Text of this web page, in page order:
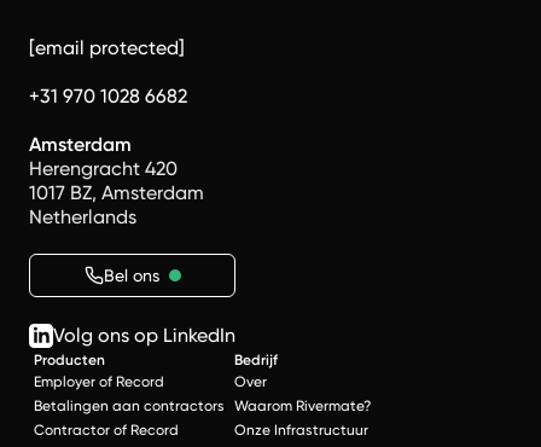
[email protected]
+31 970 1028 6682
Amsterdam
Herengracht 420
1017 BZ, Amsterdam
Netherlands
Bel ons
Volg ons op LinkedIn
Producten
Employer of Record
Betalingen aan contractors
Contractor of Record
Bedrijf
Over
Waarom Rivermate?
Onze Infrastructuur